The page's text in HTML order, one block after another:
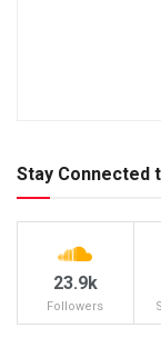
Stay Connected
23.9k
Followers